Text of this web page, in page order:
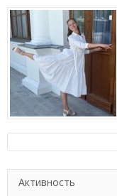
Активность